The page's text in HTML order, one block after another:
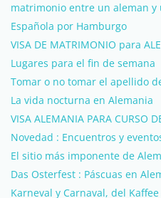
matrimonio entre un aleman y
Española por Hamburgo
VISA DE MATRIMONIO para
Lugares para el fin de semana
Tomar o no tomar el apellido
La vida nocturna en Alemania
VISA ALEMANIA PARA CURSO
Novedad : Encuentros y
El sitio más imponente de
Das Osterfest : Páscuas en
Karneval y Carnaval, del